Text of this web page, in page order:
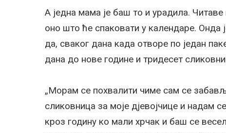
А једна мама је баш то и урадила.
оно што ће спаковати у календаре.
да, сваког дана када отворе по један
дана до нове године и тридесет
„Морам се похвалити чиме сам се
сликовница за моје дјевојчице и надам
кроз годину ко мали хрчак и баш се